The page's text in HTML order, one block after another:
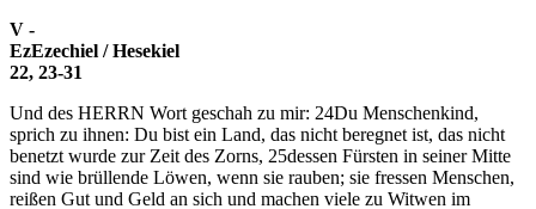
V -
EzEzechiel / Hesekiel
22, 23-31
Und des HERRN Wort geschah zu mir: 24Du Menschenkind,
sprich zu ihnen: Du bist ein Land, das nicht beregnet ist, das nicht
benetzt wurde zur Zeit des Zorns, 25dessen Fürsten in seiner Mitte
sind wie brüllende Löwen, wenn sie rauben; sie fressen Menschen,
reißen Gut und Geld an sich und machen viele zu Witwen im